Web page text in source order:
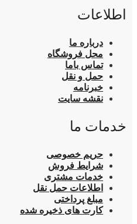
اطلاعات
درباره ما
محل فروشگاه
تماس باما
حمل و نقل
خبرنامه
نقشه سایت
خدمات ما
حریم خصوصی
شرایط فروش
خدمات مشتری
اطلاعات حمل نقل
مبلغ پرداختی
کارت های ذخیره شده